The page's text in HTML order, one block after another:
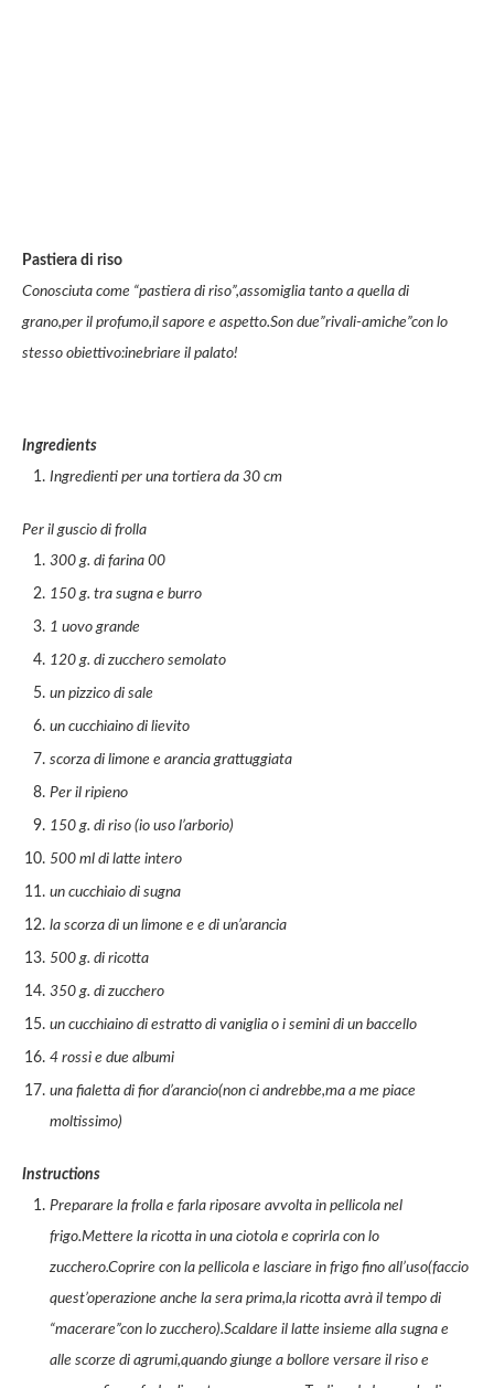
Pastiera di riso
Conosciuta come “pastiera di riso”,assomiglia tanto a quella di
grano,per il profumo,il sapore e aspetto.Son due”rivali-amiche”con lo
stesso obiettivo:inebriare il palato!
Ingredients
Ingredienti per una tortiera da 30 cm
Per il guscio di frolla
300 g. di farina 00
150 g. tra sugna e burro
1 uovo grande
120 g. di zucchero semolato
un pizzico di sale
un cucchiaino di lievito
scorza di limone e arancia grattuggiata
Per il ripieno
150 g. di riso (io uso l’arborio)
500 ml di latte intero
un cucchiaio di sugna
la scorza di un limone e e di un’arancia
500 g. di ricotta
350 g. di zucchero
un cucchiaino di estratto di vaniglia o i semini di un baccello
4 rossi e due albumi
una fialetta di fior d’arancio(non ci andrebbe,ma a me piace
moltissimo)
Instructions
Preparare la frolla e farla riposare avvolta in pellicola nel
frigo.Mettere la ricotta in una ciotola e coprirla con lo
zucchero.Coprire con la pellicola e lasciare in frigo fino all’uso(faccio
quest’operazione anche la sera prima,la ricotta avrà il tempo di
“macerare”con lo zucchero).Scaldare il latte insieme alla sugna e
alle scorze di agrumi,quando giunge a bollore versare il riso e